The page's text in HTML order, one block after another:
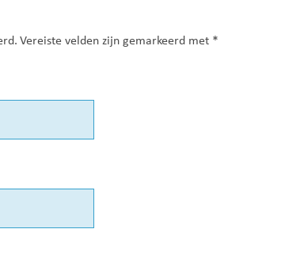
Vereiste velden zijn gemarkeerd met *